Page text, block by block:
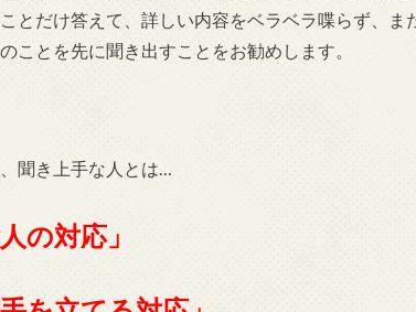
とだけ答えて、詳しい内容をベラベラ喋らず、ま
ことを先に聞き出すことをお勧めします。
聞き上手な人とは…
人の対応」